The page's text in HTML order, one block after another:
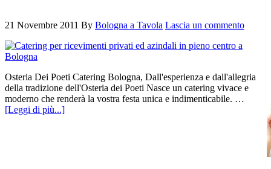
21 Novembre 2011 By Bologna a Tavola Lascia un commento
Osteria Dei Poeti Catering Bologna, Dall'esperienza e dall'allegria
della tradizione dell'Osteria dei Poeti Nasce un catering vivace e
moderno che renderà la vostra festa unica e indimenticabile. …
[Leggi di più...]